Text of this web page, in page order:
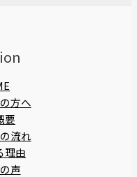
方へ
要
流れ
理由
声